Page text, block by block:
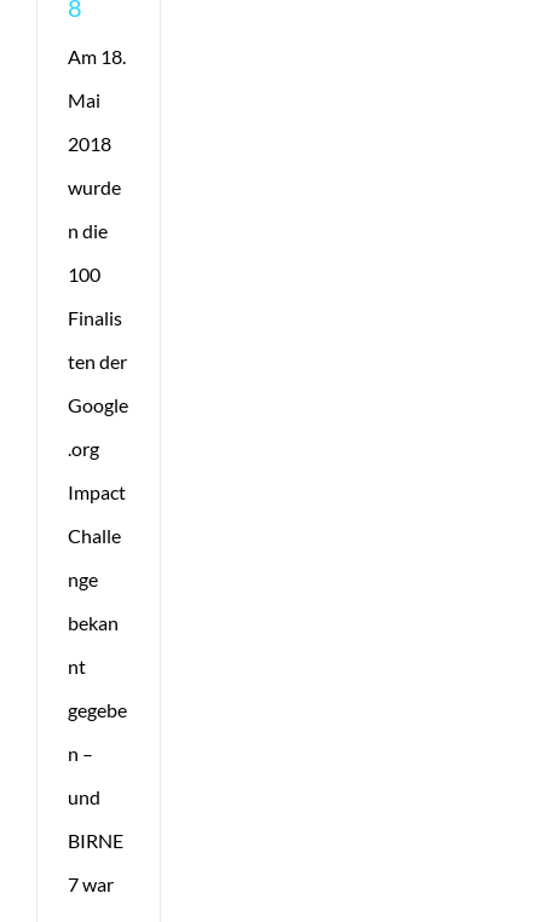
8
Am 18.
Mai
2018
wurde
n die
100
Finalis
ten der
Google
.org
Impact
Challe
nge
bekan
nt
gegebe
n –
und
BIRNE
7 war